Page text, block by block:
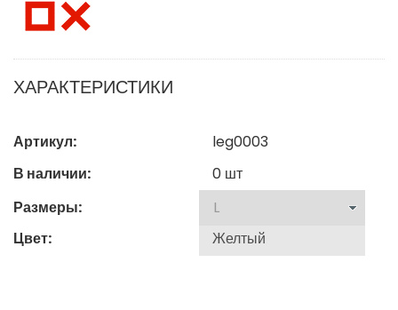
ХАРАКТЕРИСТИКИ
Артикул:
leg0003
В наличии:
0 шт
Размеры:
Цвет: